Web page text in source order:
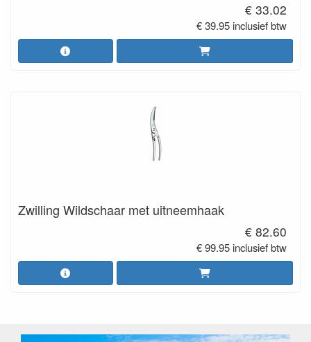
€ 33.02
€ 39.95 inclusief btw
Zwilling Wildschaar met uitneemhaak
€ 82.60
€ 99.95 inclusief btw